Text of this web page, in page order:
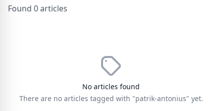
Found 0 articles
No articles found
There are no articles tagged with "patrik-antonius" yet.